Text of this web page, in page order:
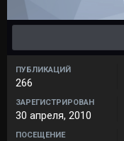
ПУБЛИКАЦИЙ
266
ЗАРЕГИСТРИРОВАН
30 апреля, 2010
ПОСЕЩЕНИЕ